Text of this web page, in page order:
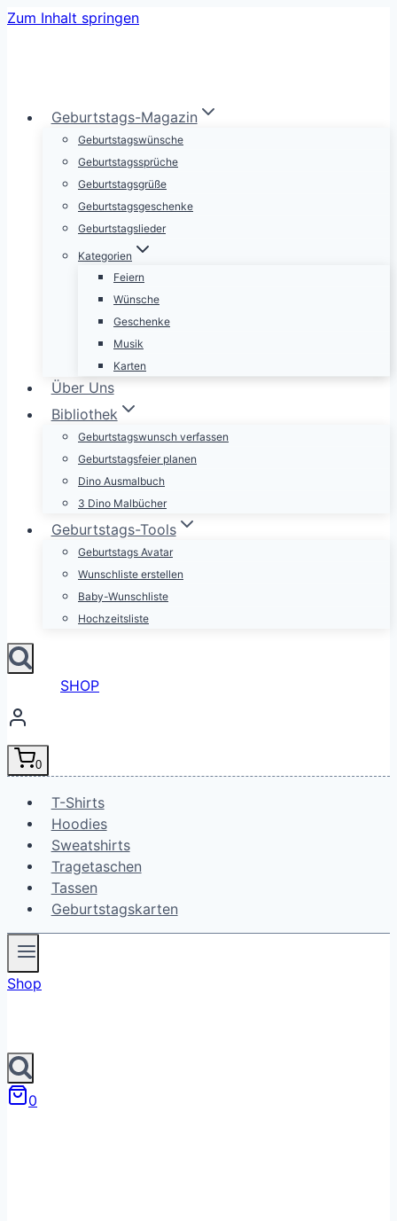
Zum Inhalt springen
Geburtstags-Magazin
Geburtstagswünsche
Geburtstagssprüche
Geburtstagsgrüße
Geburtstagsgeschenke
Geburtstagslieder
Kategorien
Feiern
Wünsche
Geschenke
Musik
Karten
Über Uns
Bibliothek
Geburtstagswunsch verfassen
Geburtstagsfeier planen
Dino Ausmalbuch
3 Dino Malbücher
Geburtstags-Tools
Geburtstags Avatar
Wunschliste erstellen
Baby-Wunschliste
Hochzeitsliste
SHOP
0
T-Shirts
Hoodies
Sweatshirts
Tragetaschen
Tassen
Geburtstagskarten
Shop
0